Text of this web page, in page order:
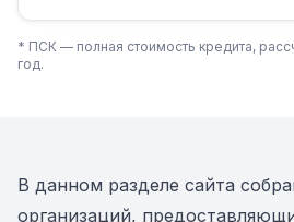
* ПСК — полная стоимость кредита,
год.
В данном разделе сайта
организаций,